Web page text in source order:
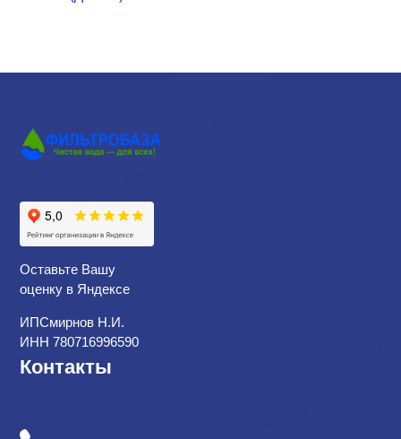
Оставьте Вашу
оценку в Яндексе
ИПСмирнов Н.И.
ИНН 780716996590
Контакты